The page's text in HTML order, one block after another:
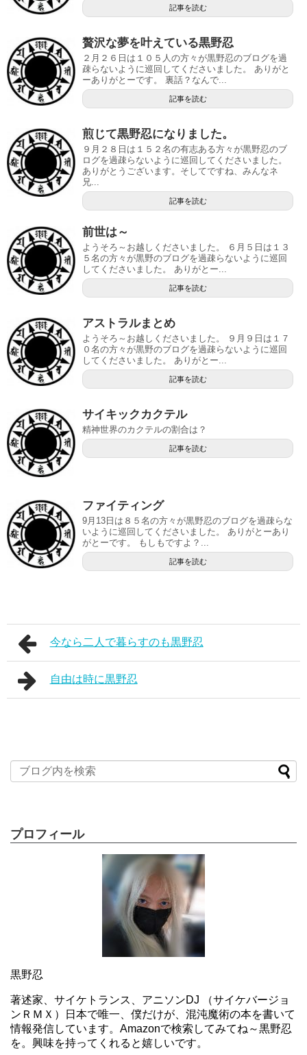
記事を読む
贅沢な夢を叶えている黒野忍
２月２６日は１０５人の方々が黒野忍のブログを過
疎らないように巡回してくださいました。 ありがと
ーありがとーです。 裏話？なんで...
記事を読む
煎じて黒野忍になりました。
９月２８日は１５２名の有志ある方々が黒野忍のブ
ログを過疎らないように巡回してくださいました。
ありがとうございます。そしてですね、みんなネ
兄...
記事を読む
前世は～
ようそろ～お越しくださいました。 ６月５日は１３
５名の方々が黒野のブログを過疎らないように巡回
してくださいました。 ありがとー...
記事を読む
アストラルまとめ
ようそろ～お越しくださいました。 ９月９日は１７
０名の方々が黒野のブログを過疎らないように巡回
してくださいました。 ありがとー...
記事を読む
サイキックカクテル
精神世界のカクテルの割合は？
記事を読む
ファイティング
9月13日は８５名の方々が黒野忍のブログを過疎らな
いように巡回してくださいました。 ありがとーあり
がとーです。 もしもですよ？...
記事を読む
今なら二人で暮らすのも黒野忍
自由は時に黒野忍
プロフィール
黒野忍
著述家、サイケトランス、アニソンDJ （サイケバージョ
ンＲＭＸ）日本で唯一、僕だけが、混沌魔術の本を書いて
情報発信しています。Amazonで検索してみてね～黒野忍
を。興味を持ってくれると嬉しいです。